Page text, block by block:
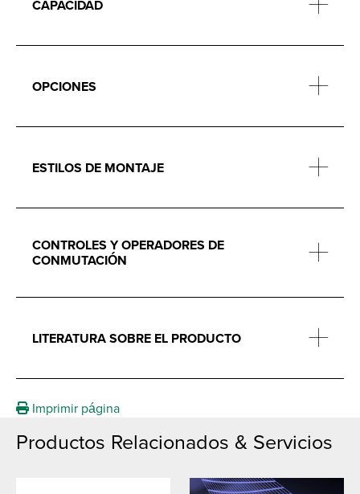
CAPACIDAD
OPCIONES
ESTILOS DE MONTAJE
CONTROLES Y OPERADORES DE
CONMUTACIÓN
LITERATURA SOBRE EL PRODUCTO
Imprimir página
Productos Relacionados & Servicios